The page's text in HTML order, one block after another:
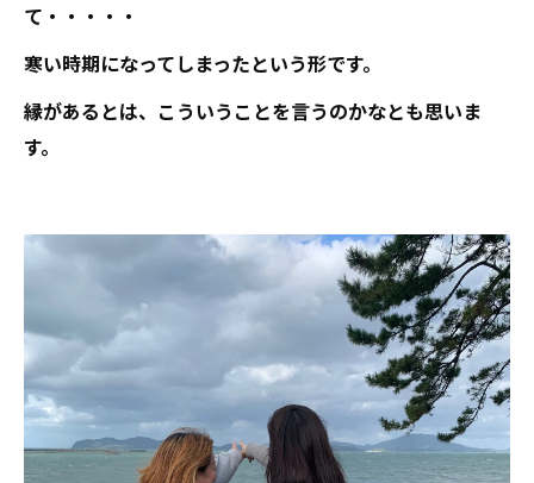
て・・・・・
寒い時期になってしまったという形です。
縁があるとは、こういうことを言うのかなとも思いま
す。